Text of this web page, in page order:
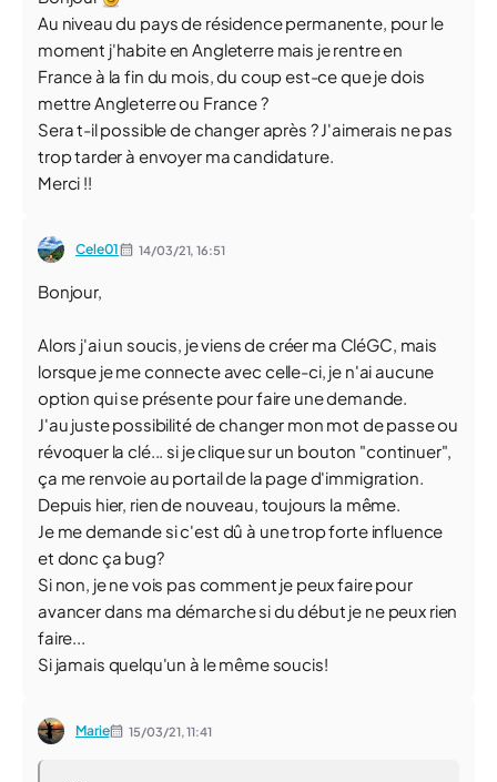
Au niveau du pays de résidence permanente, pour le
moment j'habite en Angleterre mais je rentre en
France à la fin du mois, du coup est-ce que je dois
mettre Angleterre ou France ?
Sera t-il possible de changer après ? J'aimerais ne pas
trop tarder à envoyer ma candidature.
Merci !!
Cele01 14/03/21,16:51
Bonjour,
Alors j'ai un soucis, je viens de créer ma CléGC, mais
lorsque je me connecte avec celle-ci, je n'ai aucune
option qui se présente pour faire une demande.
J'au juste possibilité de changer mon mot de passe ou
révoquer la clé... si je clique sur un bouton "continuer",
ça me renvoie au portail de la page d'immigration.
Depuis hier, rien de nouveau, toujours la même.
Je me demande si c'est dû à une trop forte influence
et donc ça bug?
Si non, je ne vois pas comment je peux faire pour
avancer dans ma démarche si du début je ne peux rien
faire...
Si jamais quelqu'un à le même soucis!
Marie 15/03/21,11:41